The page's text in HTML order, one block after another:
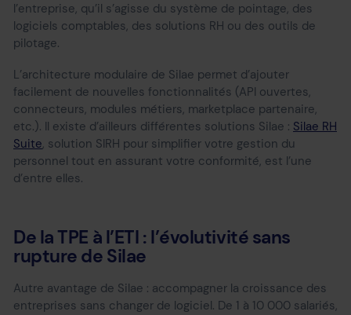
l’entreprise, qu’il s’agisse du système de pointage, des
logiciels comptables, des solutions RH ou des outils de
pilotage.
L’architecture modulaire de Silae permet d’ajouter
facilement de nouvelles fonctionnalités (API ouvertes,
connecteurs, modules métiers, marketplace partenaire,
etc.). Il existe d’ailleurs différentes solutions Silae : Silae RH
Suite, solution SIRH pour simplifier votre gestion du
personnel tout en assurant votre conformité, est l’une
d’entre elles.
De la TPE à l’ETI : l’évolutivité sans
rupture de Silae
Autre avantage de Silae : accompagner la croissance des
entreprises sans changer de logiciel. De 1 à 10 000 salariés,